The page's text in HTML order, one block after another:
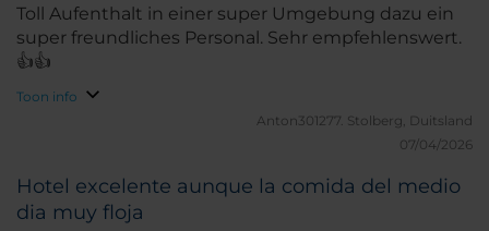
Toll Aufenthalt in einer super Umgebung dazu ein
super freundliches Personal. Sehr empfehlenswert.
👍👍
Toon info
Anton301277. Stolberg, Duitsland
07/04/2026
Hotel excelente aunque la comida del medio
dia muy floja